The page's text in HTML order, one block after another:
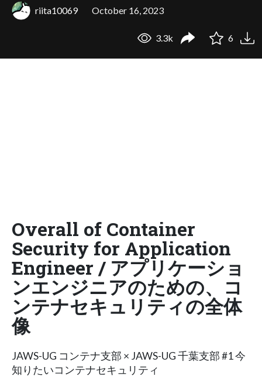
riita10069 October 16, 2023
3.3k 6
Overall of Container
Security for Application
Engineer / アプリケーショ
ンエンジニアのための、コ
ンテナセキュリティの全体
像
JAWS-UG コンテナ支部 × JAWS-UG 千葉支部 #1 今
知りたいコンテナセキュリティ